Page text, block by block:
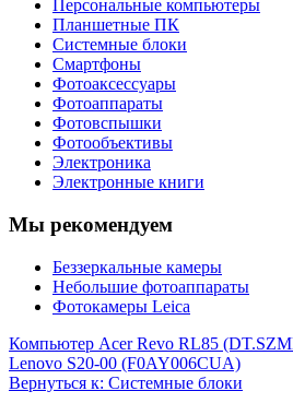
Персональные компьютеры
Планшетные ПК
Системные блоки
Смартфоны
Фотоаксессуары
Фотоаппараты
Фотовспышки
Фотообъективы
Электроника
Электронные книги
Мы рекомендуем
Беззеркальные камеры
Небольшие фотоаппараты
Фотокамеры Leica
Компьютер Acer Revo RL85
Lenovo S20-00 (F0AY006CUA)
Вернуться к: Системные блоки